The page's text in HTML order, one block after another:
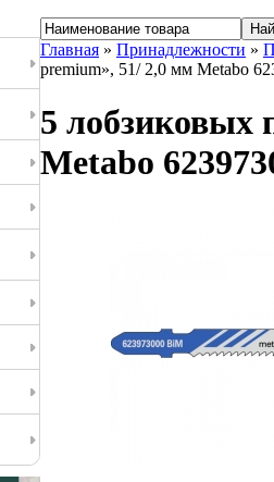
Главная » Принадлежности »
premium», 51/ 2,0 мм Metabo
5 лобзиковых
Metabo